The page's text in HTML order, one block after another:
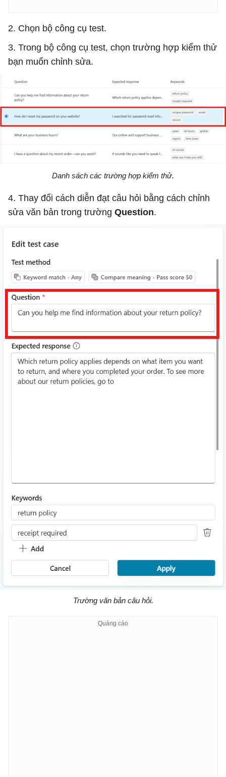
2. Chọn bộ công cụ test.
3. Trong bộ công cụ test, chọn trường hợp kiểm thử
bạn muốn chỉnh sửa.
Danh sách các trường hợp kiểm thử.
4. Thay đổi cách diễn đạt câu hỏi bằng cách chỉnh
sửa văn bản trong trường Question.
Trường văn bản câu hỏi.